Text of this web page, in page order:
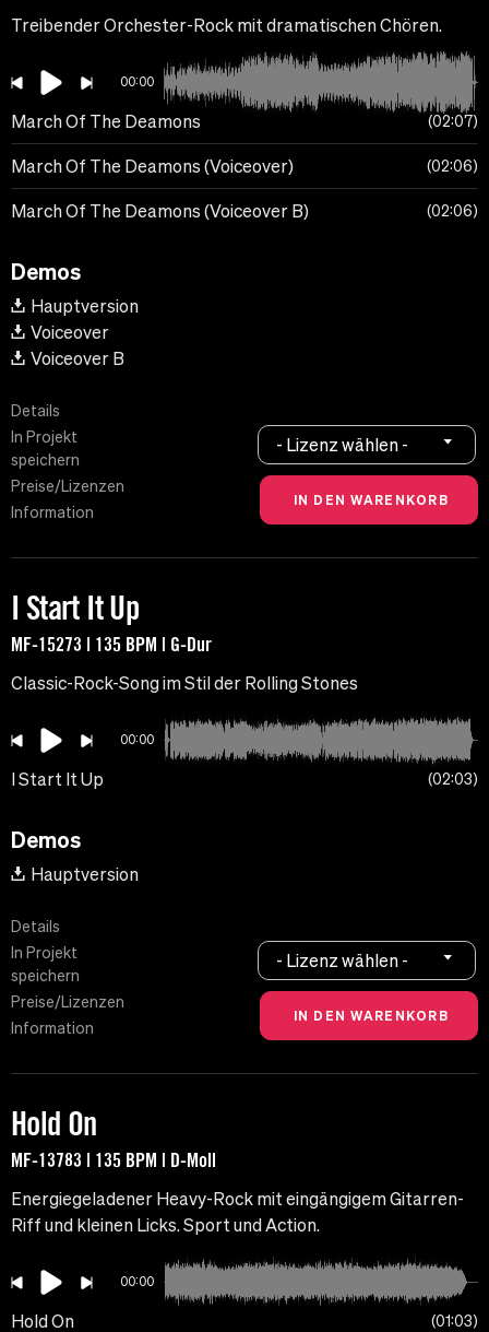
Treibender Orchester-Rock mit dramatischen Chören.
00:00
March Of The Deamons 02:07
March Of The Deamons (Voiceover) 02:06
March Of The Deamons (Voiceover B) 02:06
Demos
Hauptversion
Voiceover
Voiceover B
Details
In Projekt
speichern
Preise/Lizenzen
Information
- Lizenz wählen -
I Start It Up
MF-15273 | 135 BPM | G-Dur
Classic-Rock-Song im Stil der Rolling Stones
00:00
I Start It Up 02:03
Demos
Hauptversion
Details
In Projekt
speichern
Preise/Lizenzen
Information
- Lizenz wählen -
Hold On
MF-13783 | 135 BPM | D-Moll
Energiegeladener Heavy-Rock mit eingängigem Gitarren-
Riff und kleinen Licks. Sport und Action.
00:00
Hold On 01:03